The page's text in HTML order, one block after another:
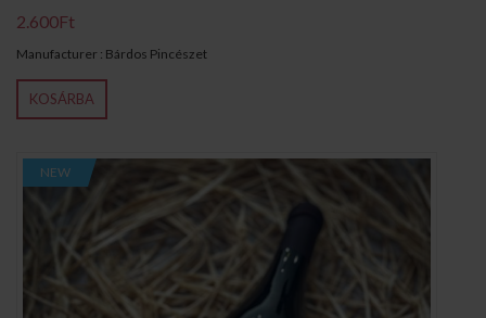
2.600Ft
Manufacturer : Bárdos Pincészet
KOSÁRBA
NEW